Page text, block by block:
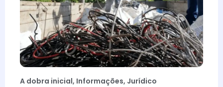
A dobra inicial, Informações, Jurídico